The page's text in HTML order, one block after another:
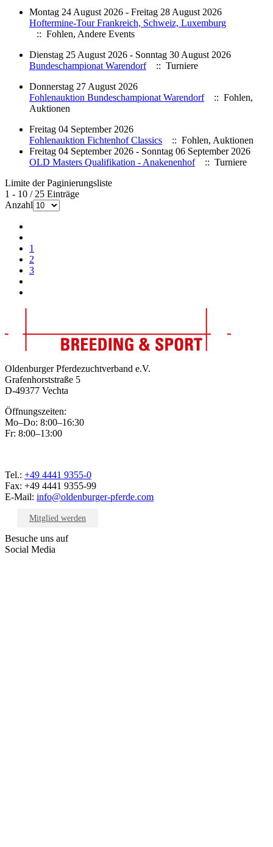
Montag 24 August 2026 - Freitag 28 August 2026
Hoftermine-Tour Frankreich, Schweiz, Luxemburg
:: Fohlen, Andere Events
Dienstag 25 August 2026 - Sonntag 30 August 2026
Bundeschampionat Warendorf
:: Turniere
Donnerstag 27 August 2026
Fohlenauktion Bundeschampionat Warendorf
:: Fohlen,
Auktionen
Freitag 04 September 2026
Fohlenauktion Fichtenhof Classics
:: Fohlen, Auktionen
Freitag 04 September 2026 - Sonntag 06 September 2026
OLD Masters Qualifikation - Anakenenhof
:: Turniere
Limite der Paginierungsliste
1 - 10 / 25 Einträge
Anzahl
1
2
3
Oldenburger Pferdezuchtverband e.V.
Grafenhorststraße 5
D-49377 Vechta
Öffnungszeiten:
Mo–Do: 8:00–16:30
Fr: 8:00–13:00
Tel.: +49 4441 9355-0
Fax: +49 4441 9355-99
E-Mail: info@oldenburger-pferde.com
Mitglied werden
Besuche uns auf
Social Media